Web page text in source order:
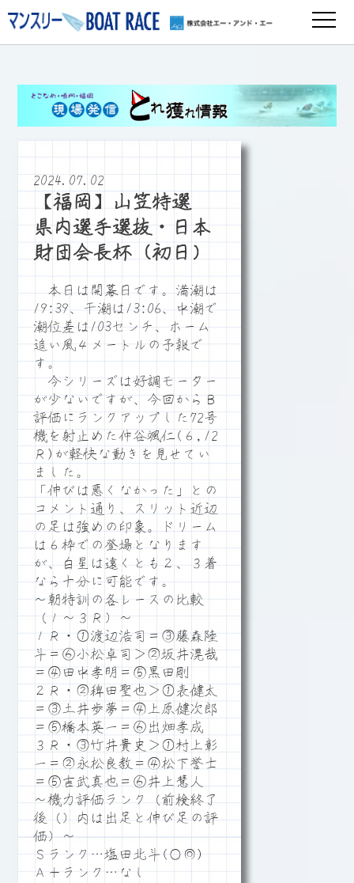
2024.07.02
【福岡】山笠特選
県内選手選抜・日本
財団会長杯（初日）
本日は開幕日です。満潮は
19:39、干潮は13:06、中潮で
潮位差は103センチ、ホーム
追い風４メートルの予報で
す。
今シリーズは好調モーター
が少ないですが、今回からＢ
評価にランクアップした72号
機を射止めた仲谷颯仁(６,12
Ｒ)が軽快な動きを見せてい
ました。
「伸びは悪くなかった」との
コメント通り、スリット近辺
の足は強めの印象。ドリーム
は６枠での登場となります
が、白星は遠くとも２、３着
なら十分に可能です。
～朝特訓の各レースの比較
（１～３Ｒ）～
１Ｒ・①渡辺浩司＝③藤森陸
斗＝⑥小松卓司＞②坂井滉哉
＝④田中孝明＝⑤黒田剛
２Ｒ・②稗田聖也＞①表健太
＝③土井歩夢＝④上原健次郎
＝⑤橋本英一＝⑥出畑孝成
３Ｒ・③竹井貴史＞①村上彰
一＝②永松良教＝④松下誉士
＝⑤吉武真也＝⑥井上慧人
～機力評価ランク（前検終了
後（）内は出足と伸び足の評
価）～
Ｓランク…塩田北斗(○◎)
Ａ＋ランク…なし